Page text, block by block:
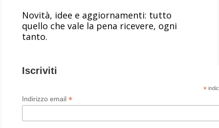
Novità, idee e aggiornamenti: tutto
quello che vale la pena ricevere, ogni
tanto.
Iscriviti
*
Indirizzo email *